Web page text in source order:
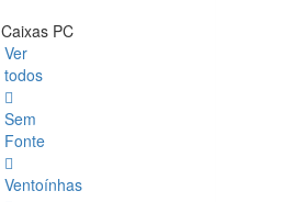
Caixas PC
Ver
todos
Sem
Fonte
Ventoínhas